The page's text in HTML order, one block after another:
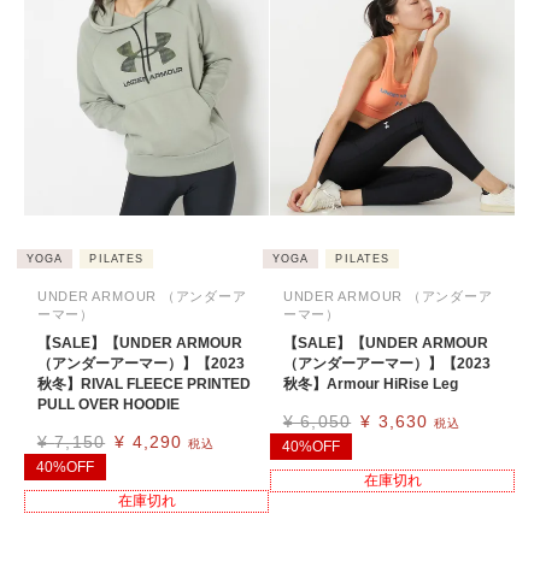
YOGA PILATES
UNDER ARMOUR （アンダーア
ーマー）
【SALE】【UNDER ARMOUR
（アンダーアーマー）】【2023
秋冬】RIVAL FLEECE PRINTED
PULL OVER HOODIE
¥ 7,150 ¥ 4,290 税込
40%OFF
在庫切れ
YOGA PILATES
UNDER ARMOUR （アンダーア
ーマー）
【SALE】【UNDER ARMOUR
（アンダーアーマー）】【2023
秋冬】Armour HiRise Leg
¥ 6,050 ¥ 3,630 税込
40%OFF
在庫切れ